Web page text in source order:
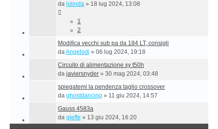
da lolinda » 18 lug 2024, 13:08
1
2
Modifica vecchi sub pa da 184 LT, consigli
daAngelodj » 06 lug 2024, 19:18
Circuito di alimentazione xy t50h
da javiersnyder » 30 mag 2024, 03:48
spiegatemi la pendenza taglio crossover
da ghostdancing » 11 giu 2024, 14:57
Gauss 4583a
da gieffe » 13 giu 2024, 16:20